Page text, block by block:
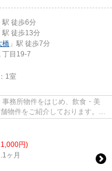
駅 徒歩6分
駅 徒歩13分
橋 」駅 徒歩7分
丁目19-7
1室
務所物件をはじめ、飲食・美
物件をご紹介しております。
円)
ヶ月